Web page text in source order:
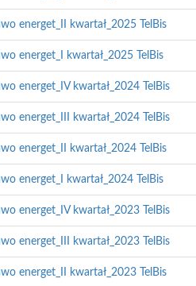
energet_II kwartał_2025 TelBis
energet_I kwartał_2025 TelBis
energet_IV kwartał_2024 TelBis
energet_III kwartał_2024 TelBis
energet_II kwartał_2024 TelBis
energet_I kwartał_2024 TelBis
energet_IV kwartał_2023 TelBis
energet_III kwartał_2023 TelBis
energet_II kwartał_2023 TelBis